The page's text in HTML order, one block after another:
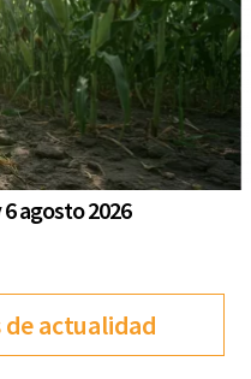
agosto 2026
de actualidad